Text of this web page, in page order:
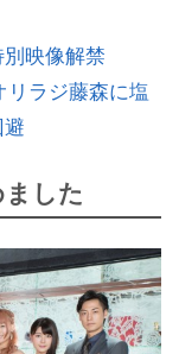
映像解禁
リラジ藤森に塩
した